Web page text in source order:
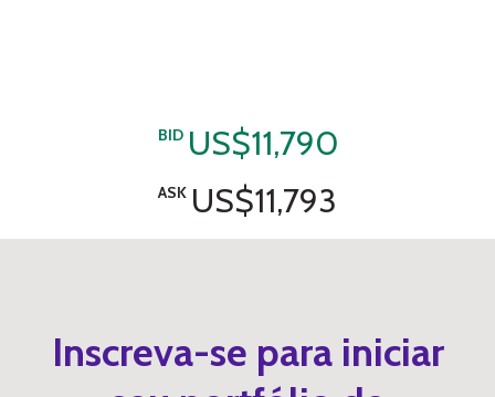
BID US$11,790
ASK US$11,793
Inscreva-se para iniciar